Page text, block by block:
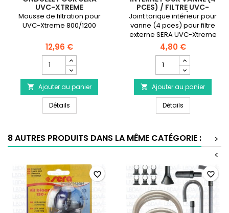
UVC-XTREME
Mousse de filtration pour
UVC-Xtreme 800/1200
12,96 €
quantité
du
produit
Éponge
de
filtration
pour
SERA
 Ajouter au panier
DétailsÉponge de filtration ondulée pour SERA UVC-Xtreme
PCES) / FILTRE UVC-
XTREME 800/1200
Joint torique intérieur pour
vanne (4 pces) pour filtre
externe SERA UVC-Xtreme
800/1200
4,80 €
quantité
du
produit
SERA
Joint
torique
pour
vanne
/
Filtre
UVC-
Xtreme
800/1200
 Ajouter au panier
DétailsSERA Joint
8 AUTRES PRODUITS DANS LA MÊME CATÉGORIE :
>
<
favorite_border favorite_border